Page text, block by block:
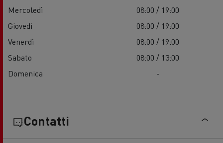
Mercoledì
08:00 / 19:00
Giovedì
08:00 / 19:00
Venerdì
08:00 / 19:00
Sabato
08:00 / 13:00
Domenica
-
Contatti